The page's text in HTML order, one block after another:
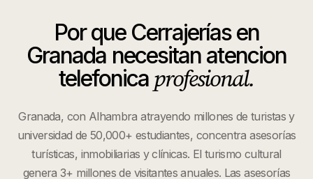
Por que Cerrajeríasen
Granada necesitan atencion
telefonica profesional.
Granada, con Alhambra atrayendo millones de turistas y
universidad de 50,000+ estudiantes, concentra asesorías
turísticas, inmobiliarias y clínicas. El turismo cultural
genera 3+ millones de visitantes anuales. Las asesorías